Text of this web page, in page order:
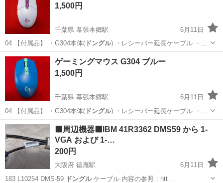
※立ち上げ時期目安：2...
1,500円
千葉県 幕張本郷駅
6月11日
04 【付属品】 ・G304本体(ドングル) ・レシーバー延長ケーブル ・ス
テ…
千葉 千葉市 幕張本郷駅 ゲーミング
ゲーミングマウス G304 ブルー
1,500円
千葉県 幕張本郷駅
6月11日
04 【付属品】 ・G304本体(ドングル) ・レシーバー延長ケーブル ・ス
テ…
千葉 千葉市 幕張本郷駅
⬛周辺機器⬛IBM 41R3362 DMS59 から 1-
VGA および 1-…
200円
大阪府 徳庵駅
6月11日
183 L10254 DMS-59 ドングル ケーブル 内容の参照：htt…